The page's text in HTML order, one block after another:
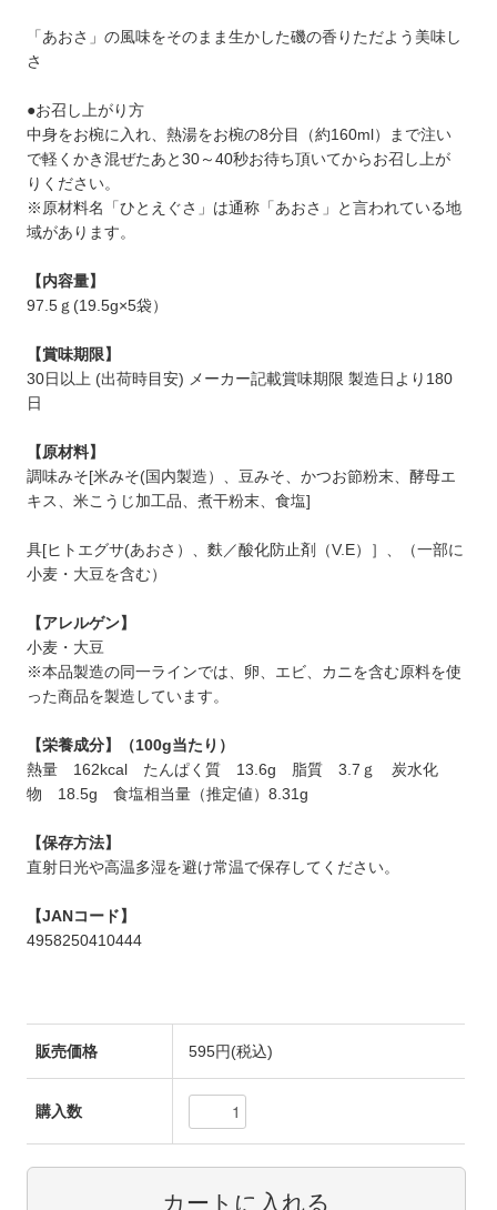
「あおさ」の風味をそのまま生かした磯の香りただよう美味し
さ
●お召し上がり方
中身をお椀に入れ、熱湯をお椀の8分目（約160ml）まで注い
で軽くかき混ぜたあと30～40秒お待ち頂いてからお召し上が
りください。
※原材料名「ひとえぐさ」は通称「あおさ」と言われている地
域があります。
【内容量】
97.5ｇ(19.5g×5袋）
【賞味期限】
30日以上 (出荷時目安) メーカー記載賞味期限 製造日より180
日
【原材料】
調味みそ[米みそ(国内製造）、豆みそ、かつお節粉末、酵母エ
キス、米こうじ加工品、煮干粉末、食塩]
具[ヒトエグサ(あおさ）、麩／酸化防止剤（V.E）］、（一部に
小麦・大豆を含む）
【アレルゲン】
小麦・大豆
※本品製造の同一ラインでは、卵、エビ、カニを含む原料を使
った商品を製造しています。
【栄養成分】（100g当たり）
熱量 162kcal たんぱく質 13.6g 脂質 3.7ｇ 炭水化
物 18.5g 食塩相当量（推定値）8.31g
【保存方法】
直射日光や高温多湿を避け常温で保存してください。
【JANコード】
4958250410444
販売価格 595円(税込)
購入数